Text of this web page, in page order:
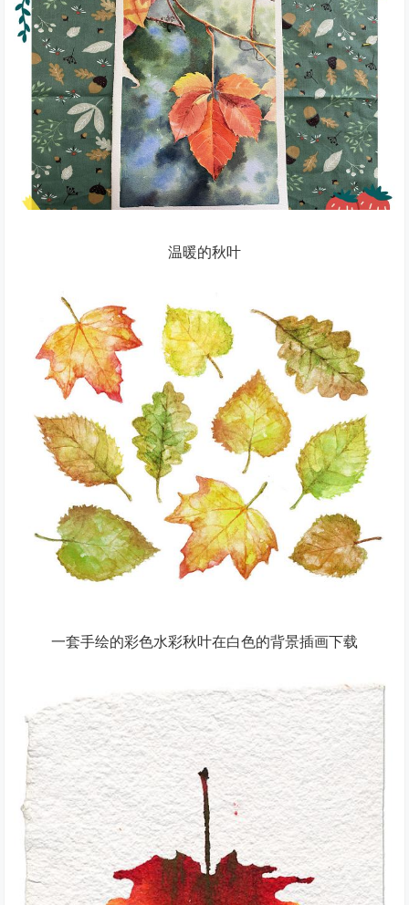
温暖的秋叶
一套手绘的彩色水彩秋叶在白色的背景插画下载